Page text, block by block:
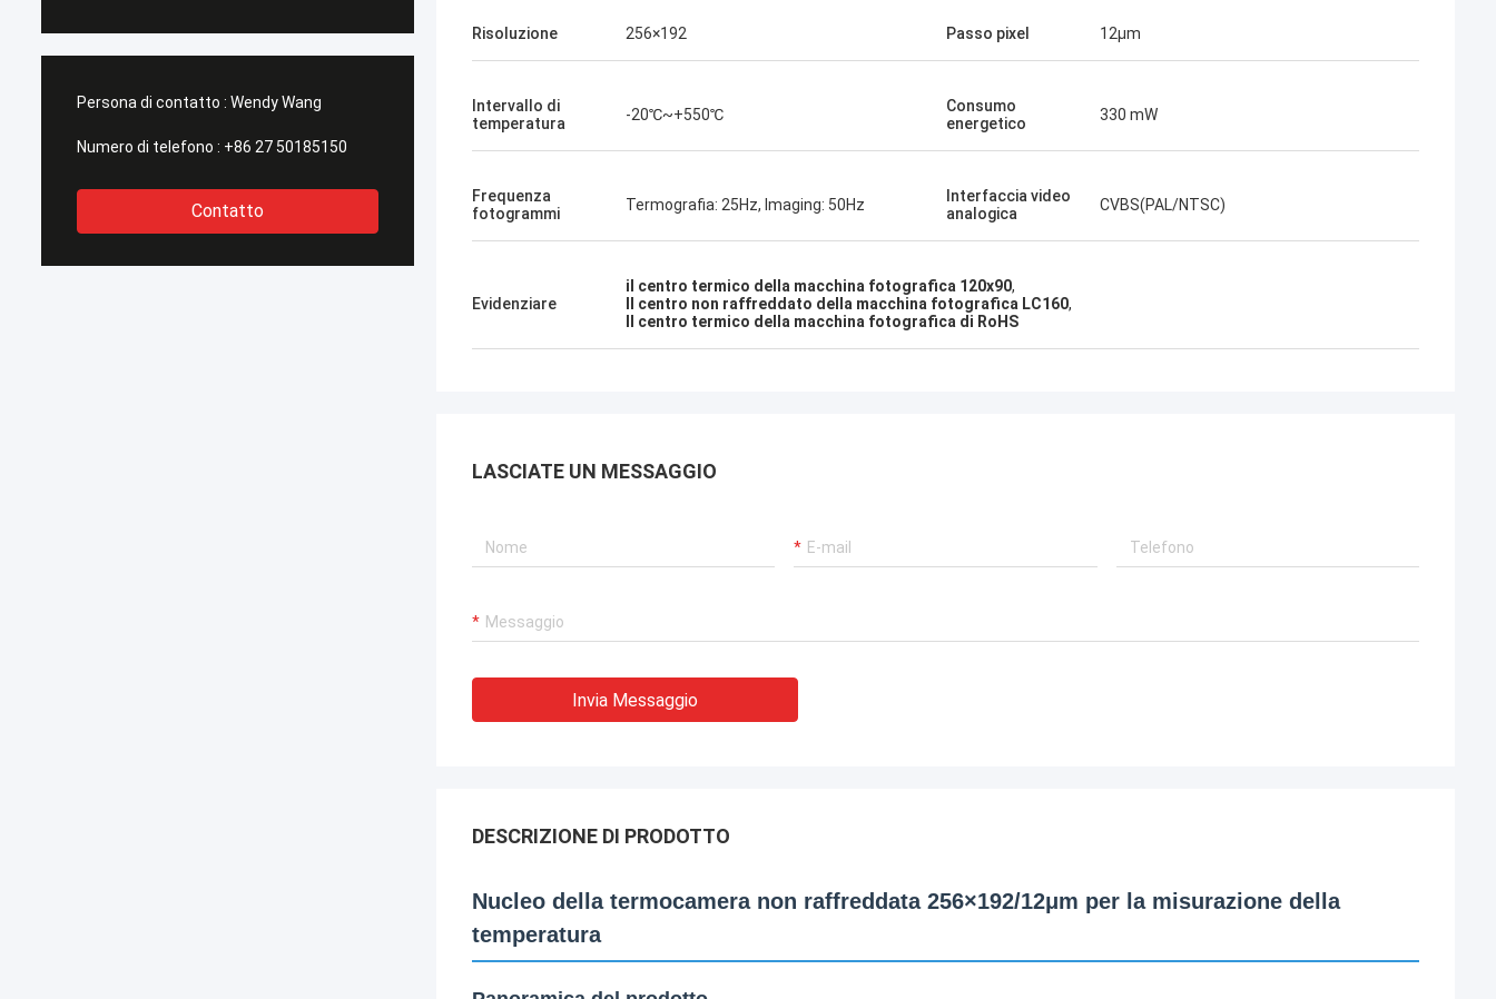
Persona di contatto : Wendy Wang
Numero di telefono : +86 27 50185150
Contatto
Risoluzione 256×192 Passo pixel 12μm
Intervallo di
temperatura
-20℃~+550℃
Consumo
energetico
330 mW
Frequenza
fotogrammi
Termografia: 25Hz, Imaging: 50Hz
Interfaccia video
analogica
CVBS(PAL/NTSC)
Evidenziare
il centro termico della macchina fotografica 120x90,
Il centro non raffreddato della macchina fotografica LC160,
Il centro termico della macchina fotografica di RoHS
LASCIATE UN MESSAGGIO
Invia Messaggio
DESCRIZIONE DI PRODOTTO
Nucleo della termocamera non raffreddata 256×192/12μm per la misurazione della
temperatura